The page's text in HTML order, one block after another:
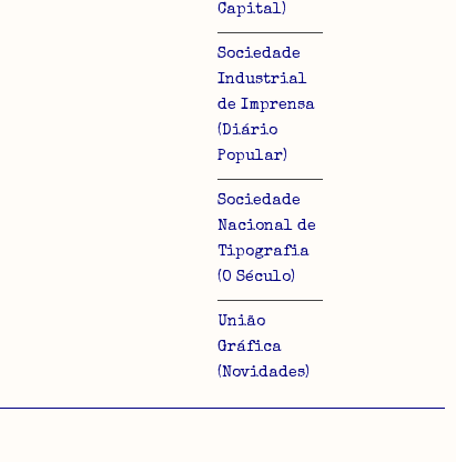
Capital)
Sociedade
Industrial
de Imprensa
(Diário
Popular)
Sociedade
Nacional de
Tipografia
(O Século)
União
Gráfica
(Novidades)